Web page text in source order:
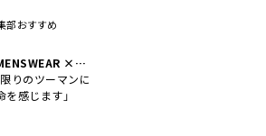
部おすすめ
×
限りのツーマンに
を感じます」